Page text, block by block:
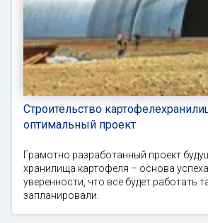
Строительство
оптимальный проект
Грамотно разработанный проект
хранилища картофеля – основа
уверенности, что все будет работать
запланировали.